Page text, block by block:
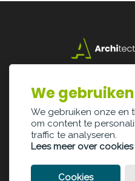
3500 Hasselt
We
We gebruiken onze en
om content te
traffic te analyseren.
Lees meer over cookies
Cookies